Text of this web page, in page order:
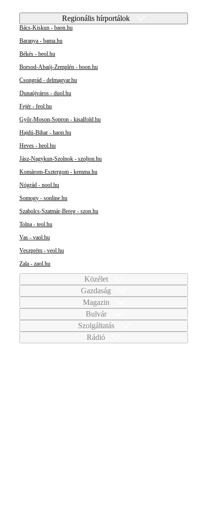
Regionális hírportálok
Bács-Kiskun - baon.hu
Baranya - bama.hu
Békés - beol.hu
Borsod-Abaúj-Zemplén - boon.hu
Csongrád - delmagyar.hu
Dunaújváros - duol.hu
Fejér - feol.hu
Győr-Moson-Sopron - kisalfold.hu
Hajdú-Bihar - haon.hu
Heves - heol.hu
Jász-Nagykun-Szolnok - szoljon.hu
Komárom-Esztergom - kemma.hu
Nógrád - nool.hu
Somogy - sonline.hu
Szabolcs-Szatmár-Bereg - szon.hu
Tolna - teol.hu
Vas - vaol.hu
Veszprém - veol.hu
Zala - zaol.hu
Közélet
Gazdaság
Magazin
Bulvár
Szolgáltatás
Rádió